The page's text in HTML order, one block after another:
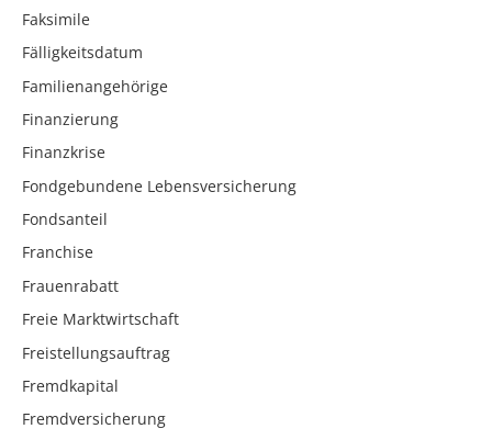
Faksimile
Fälligkeitsdatum
Familienangehörige
Finanzierung
Finanzkrise
Fondgebundene Lebensversicherung
Fondsanteil
Franchise
Frauenrabatt
Freie Marktwirtschaft
Freistellungsauftrag
Fremdkapital
Fremdversicherung